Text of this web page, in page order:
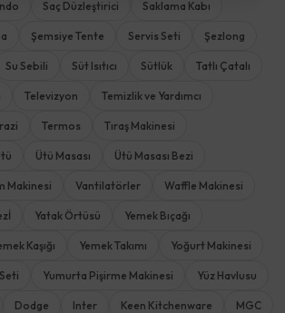
Saç Düzleştirici Saklama Kabı
Şemsiye Tente Servis Seti Şezlong
Su Sebili Süt Isıtıcı Sütlük Tatlı Çatalı
Televizyon Temizlik ve Yardımcı
Termos Tıraş Makinesi
Ütü Masası Ütü Masası Bezi
Makinesi Vantilatörler Waffle Makinesi
Yatak Örtüsü Yemek Bıçağı
Kaşığı Yemek Takımı Yoğurt Makinesi
Yumurta Pişirme Makinesi Yüz Havlusu
Dodge Inter Keen Kitchenware MGC